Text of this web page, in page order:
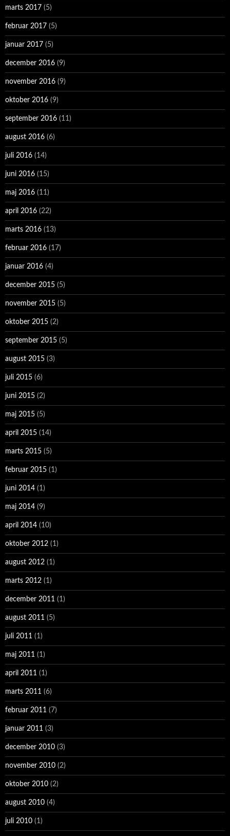
marts 2017 (5)
februar 2017 (5)
januar 2017 (5)
december 2016 (9)
november 2016 (9)
oktober 2016 (9)
september 2016 (11)
august 2016 (6)
juli 2016 (14)
juni 2016 (15)
maj 2016 (11)
april 2016 (22)
marts 2016 (13)
februar 2016 (17)
januar 2016 (4)
december 2015 (5)
november 2015 (5)
oktober 2015 (2)
september 2015 (5)
august 2015 (3)
juli 2015 (6)
juni 2015 (2)
maj 2015 (5)
april 2015 (14)
marts 2015 (5)
februar 2015 (1)
juni 2014 (1)
maj 2014 (9)
april 2014 (10)
oktober 2012 (1)
august 2012 (1)
marts 2012 (1)
december 2011 (1)
august 2011 (5)
juli 2011 (1)
maj 2011 (1)
april 2011 (1)
marts 2011 (6)
februar 2011 (7)
januar 2011 (3)
december 2010 (3)
november 2010 (2)
oktober 2010 (2)
august 2010 (4)
juli 2010 (1)